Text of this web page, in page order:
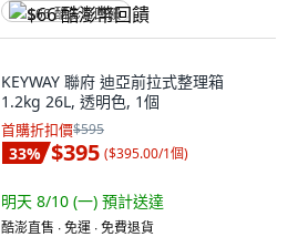
$66 酷澎幣回饋
KEYWAY 聯府 迪亞前拉式整理箱
1.2kg 26L, 透明色, 1個
首購折扣價$595
33% $395 ($395.00/1個)
明天 8/10 (一) 預計送達
酷澎直售 ∙ 免運 ∙ 免費退貨